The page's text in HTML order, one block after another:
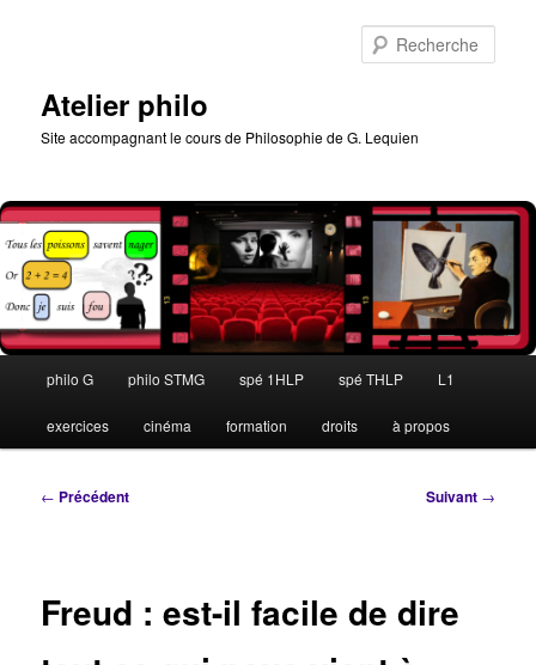
Atelier philo
Site accompagnant le cours de Philosophie de G. Lequien
principal
philo G philo STMG spé 1HLP spé THLP L1
exercices cinéma formation droits à propos
Navigation
← Précédent Suivant →
Freud : est-il facile de dire